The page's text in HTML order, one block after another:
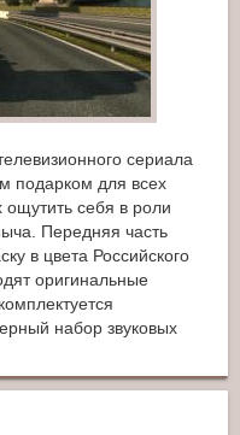
сериала
подарком для всех
себя в роли
Передняя часть
в цвета Российского
оригинальные
набор звуковых